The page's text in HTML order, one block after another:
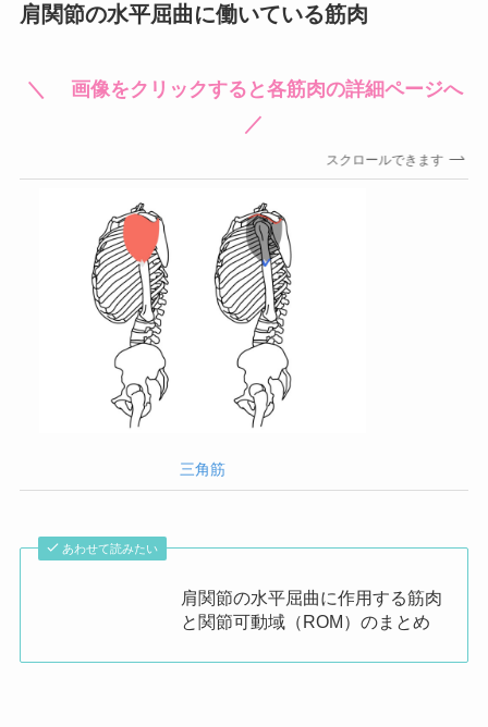
肩関節の水平屈曲に働いている筋肉
＼ 画像をクリックすると各筋肉の詳細ページへ
／
スクロールできます
三角筋
あわせて読みたい
肩関節の水平屈曲に作用する筋肉
と関節可動域（ROM）のまとめ